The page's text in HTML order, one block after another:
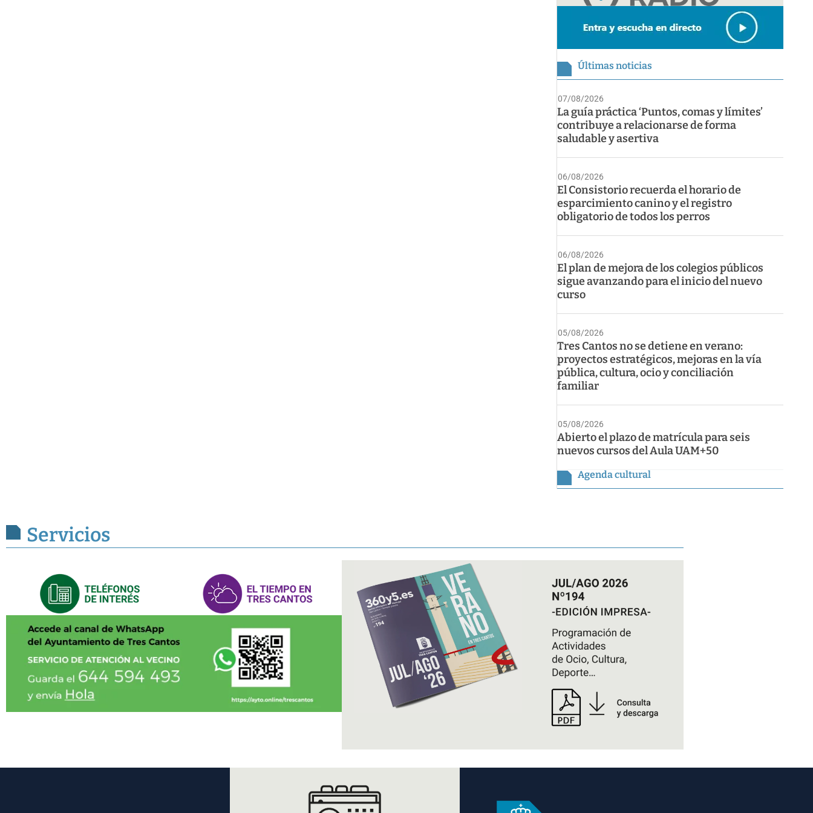
Últimas noticias
07/08/2026
La guía práctica ‘Puntos, comas y límites’
contribuye a relacionarse de forma
saludable y asertiva
06/08/2026
El Consistorio recuerda el horario de
esparcimiento canino y el registro
obligatorio de todos los perros
06/08/2026
El plan de mejora de los colegios públicos
sigue avanzando para el inicio del nuevo
curso
05/08/2026
Tres Cantos no se detiene en verano:
proyectos estratégicos, mejoras en la vía
pública, cultura, ocio y conciliación
familiar
05/08/2026
Abierto el plazo de matrícula para seis
nuevos cursos del Aula UAM+50
Agenda cultural
Servicios